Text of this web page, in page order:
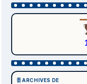
🗄️ ARCHIVES DE